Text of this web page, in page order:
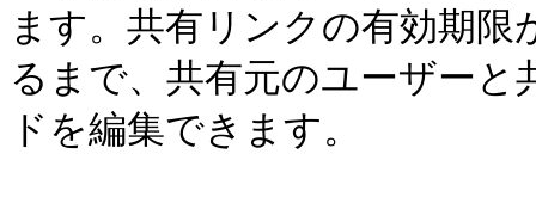
ます。共有リンクの有効期
るまで、共有元のユーザー
ドを編集できます。